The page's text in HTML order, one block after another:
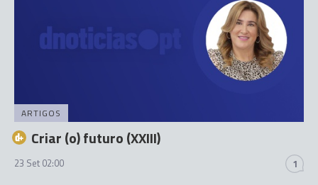
ARTIGOS
Criar (o) futuro (XXIII)
23 Set 02:00 1